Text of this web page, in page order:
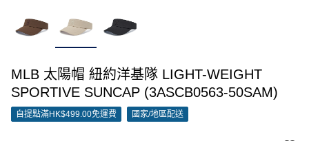
MLB 太陽帽 紐約洋基隊 LIGHT-WEIGHT
SPORTIVE SUNCAP (3ASCB0563-50SAM)
自提點滿HK$499.00免運費 國家/地區配送